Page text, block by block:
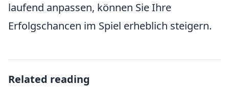
laufend anpassen, können Sie Ihre
Erfolgschancen im Spiel erheblich steigern.
Related reading